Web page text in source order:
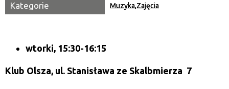
Kategorie Muzyka,Zajęcia
wtorki, 15:30-16:15
Klub Olsza, ul. Stanisława ze Skalbmierza 7